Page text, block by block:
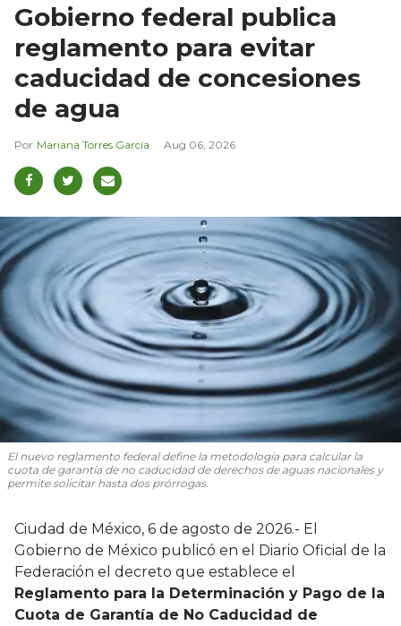
Gobierno federal publica
reglamento para evitar
caducidad de concesiones
de agua
Mariana Torres García Aug 06, 2026
El nuevo reglamento federal define la metodología para calcular la
cuota de garantía de no caducidad de derechos de aguas nacionales y
permite solicitar hasta dos prórrogas.
Ciudad de México, 6 de agosto de 2026.- El
Gobierno de México publicó en el Diario Oficial de la
Federación el decreto que establece el
Reglamento para la Determinación y Pago de la
Cuota de Garantía de No Caducidad de